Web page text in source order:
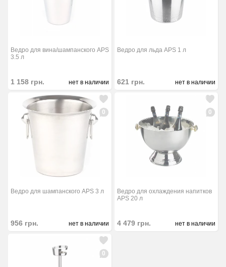
Ведро для вина/шампанского APS
3.5 л
1 158 грн. нет в наличии
Ведро для льда APS 1 л
621 грн. нет в наличии
0
Ведро для шампанского APS 3 л
956 грн. нет в наличии
0
Ведро для охлаждения напитков
APS 20 л
4 479 грн. нет в наличии
0